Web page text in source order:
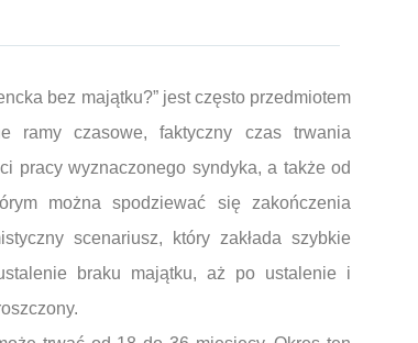
bez majątku?” jest często przedmiotem
ramy czasowe, faktyczny czas trwania
pracy wyznaczonego syndyka, a także od
można spodziewać się zakończenia
scenariusz, który zakłada szybkie
braku majątku, aż po ustalenie i